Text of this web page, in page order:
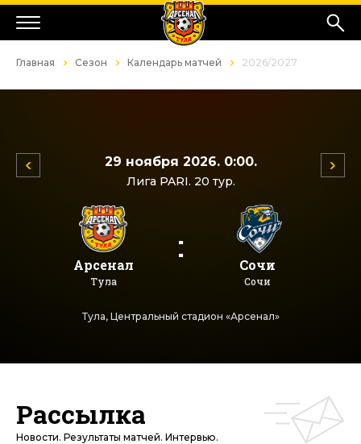
Главная Сезон Календарь матчей 2026/2027
29 ноября 2026. 0:00.
Лига PARI. 20 тур.
Арсенал
Тула
: Сочи
Сочи
Тула, Центральный стадион «Арсенал»
Рассылка
Новости. Результаты матчей. Интервью.